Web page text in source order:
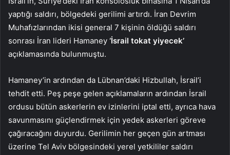
yaptığı saldırı, bölgedeki gerilimi artırdı. İran Devrim
Muhafızlarından ikisi general 7 kişinin öldüğü saldırı
sonrası İran lideri Hamaney ‘İsrail tokat yiyecek’
açıklamasında bulunmuştu.
Hamaney’in ardından da Lübnan’daki Hizbullah, İsrail’i
tehdit etti. Peş peşe gelen açıklamaların ardından İsrail
ordusu bütün askerlerin ev izinlerini iptal etti, ayrıca hava
savunmasını güçlendirmek için yedek askerleri göreve
çağıracağını duyurdu. Gerilimin her geçen gün artması
üzerine Tel Aviv bölgesindeki yerel yetkililer saldırı